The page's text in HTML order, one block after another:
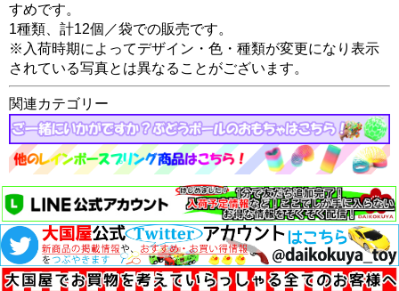
すめです。
1種類、計12個／袋での販売です。
※入荷時期によってデザイン・色・種類が変更になり表示
されている写真とは異なることがございます。
関連カテゴリー